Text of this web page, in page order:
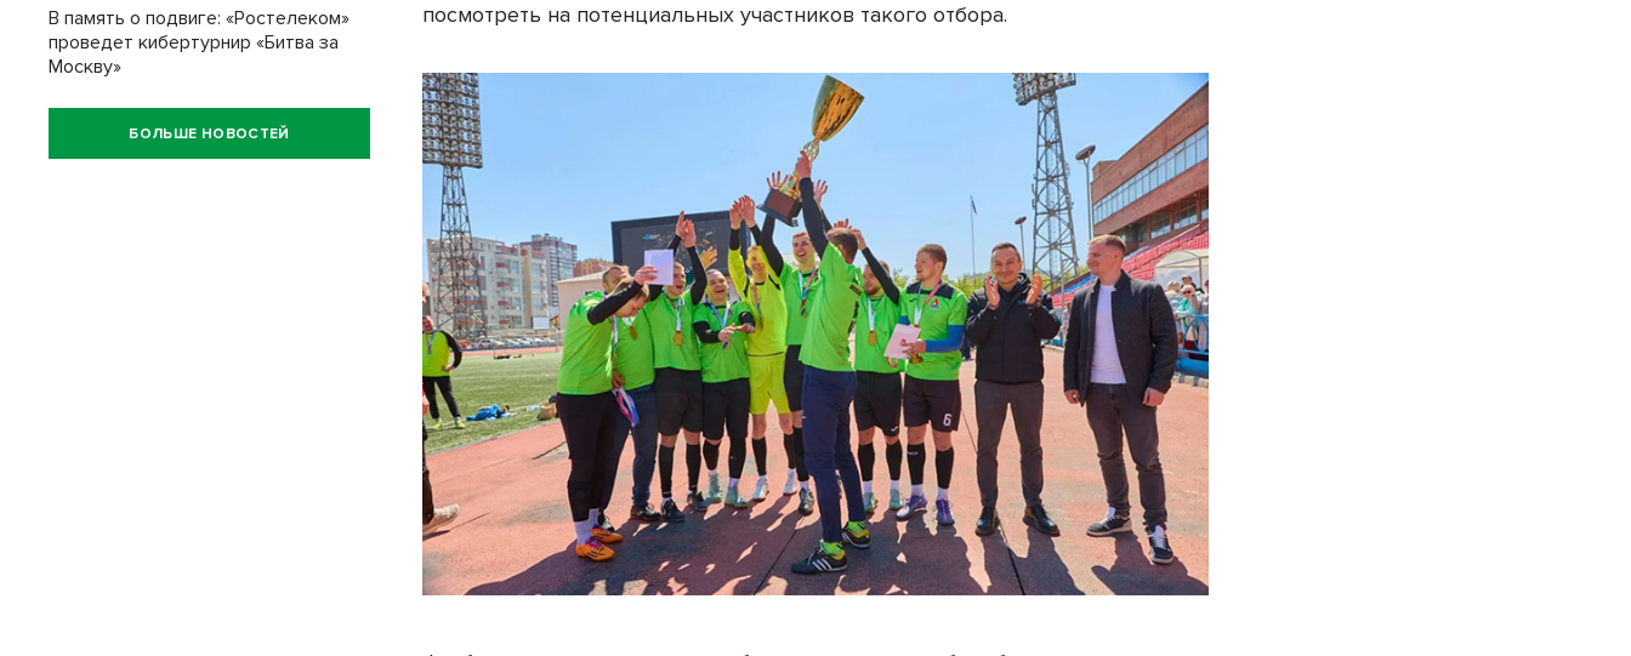
посмотреть на потенциальных участников такого отбора.
В память о подвиге: «Ростелеком»
проведет кибертурнир «Битва за
Москву»
БОЛЬШЕ НОВОСТЕЙ